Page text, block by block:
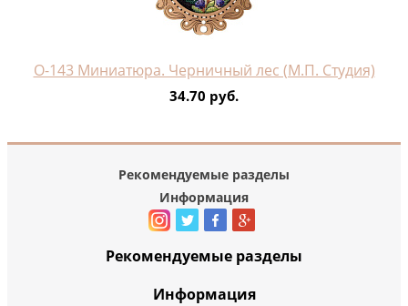
О-143 Миниатюра. Черничный лес (М.П. Студия)
34.70 руб.
Рекомендуемые разделы
Информация
Рекомендуемые разделы
Информация